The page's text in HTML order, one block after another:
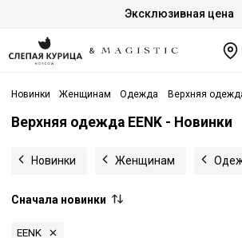
Эксклюзивная цена
Новинки Женщинам Одежда Верхняя
Верхняя одежда EENK - Новинки
Новинки Женщинам
Сначала новинки
EENK